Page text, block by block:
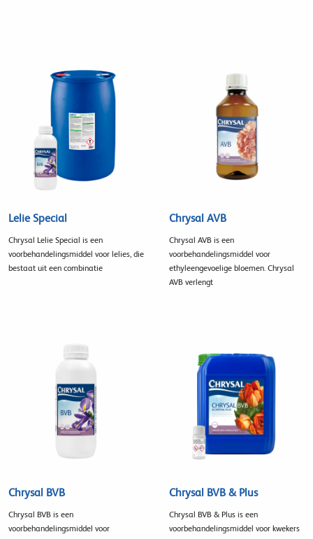
Lelie Special
Chrysal Lelie Special is een
voorbehandelingsmiddel voor lelies, die
bestaat uit een combinatie
Chrysal AVB
Chrysal AVB is een
voorbehandelingsmiddel voor
ethyleengevoelige bloemen. Chrysal
AVB verlengt
Chrysal BVB
Chrysal BVB is een
voorbehandelingsmiddel voor
Chrysal BVB & Plus
Chrysal BVB & Plus is een
voorbehandelingsmiddel voor kwekers